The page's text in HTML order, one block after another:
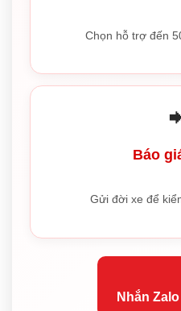
Chọn hỗ trợ đến
Báo
Gửi đời xe để
Nhắn